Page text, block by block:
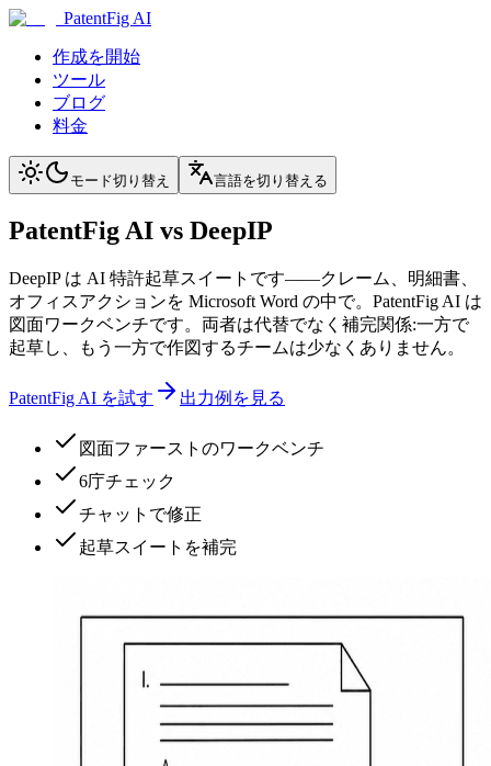
PatentFig AI
作成を開始
ツール
ブログ
料金
モード切り替え 言語を切り替える
PatentFig AI vs DeepIP
DeepIP は AI 特許起草スイートです——クレーム、明細書、
オフィスアクションを Microsoft Word の中で。PatentFig AI は
図面ワークベンチです。両者は代替でなく補完関係:一方で
起草し、もう一方で作図するチームは少なくありません。
PatentFig AI を試す 出力例を見る
図面ファーストのワークベンチ
6庁チェック
チャットで修正
起草スイートを補完